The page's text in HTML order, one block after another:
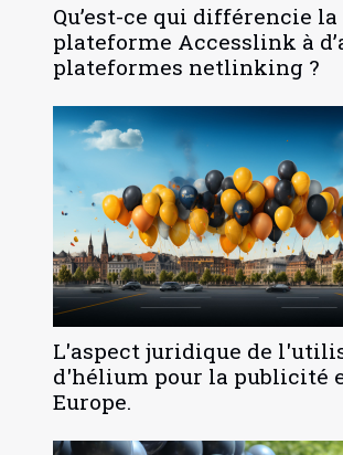
Qu’est-ce qui différencie la
plateforme Accesslink à
plateformes netlinking ?
L'aspect juridique de
d'hélium pour la publicité
Europe.